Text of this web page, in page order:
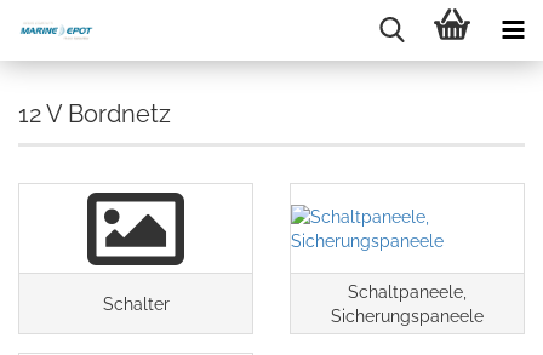
12 V Bordnetz
Schalter
Schaltpaneele,
Sicherungspaneele